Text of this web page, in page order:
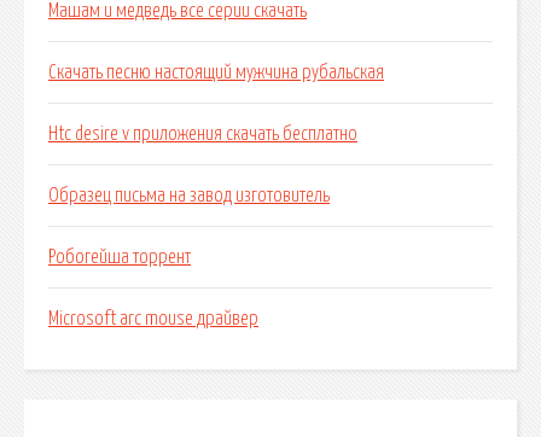
Машам и медведь все серии скачать
Скачать песню настоящий мужчина рубальская
Htc desire v приложения скачать бесплатно
Образец письма на завод изготовитель
Робогейша торрент
Microsoft arc mouse драйвер